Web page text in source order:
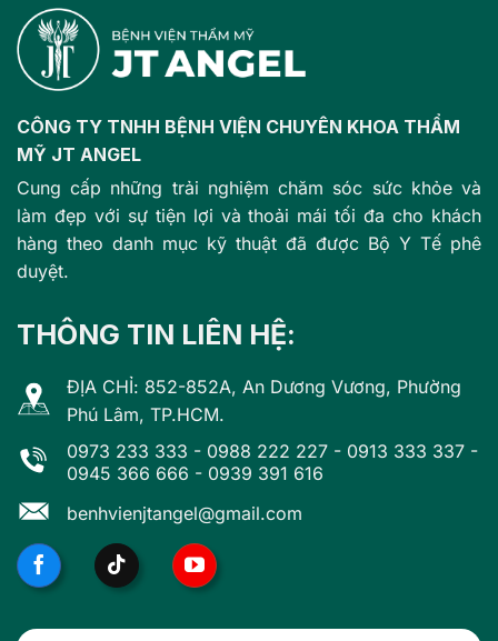
CÔNG TY TNHH BỆNH VIỆN CHUYÊN KHOA THẨM
MỸ JT ANGEL
Cung cấp những trải nghiệm chăm sóc sức khỏe và
làm đẹp với sự tiện lợi và thoải mái tối đa cho khách
hàng theo danh mục kỹ thuật đã được Bộ Y Tế phê
duyệt.
THÔNG TIN LIÊN HỆ:
ĐỊA CHỈ: 852-852A, An Dương Vương, Phường
Phú Lâm, TP.HCM.
0973 233 333 - 0988 222 227 - 0913 333 337 -
0945 366 666 - 0939 391 616
benhvienjtangel@gmail.com